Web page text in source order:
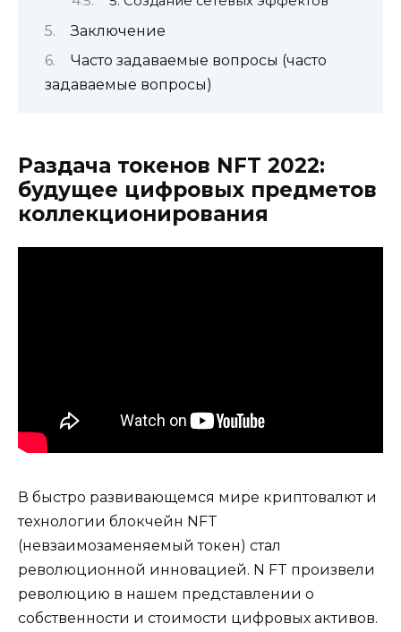
Заключение
Часто задаваемые вопросы (часто
задаваемые вопросы)
Раздача токенов NFT 2022:
будущее цифровых предметов
коллекционирования
В быстро развивающемся мире криптовалют и
технологии блокчейн NFT
(невзаимозаменяемый токен) стал
революционной инновацией. N FT произвели
революцию в нашем представлении о
собственности и стоимости цифровых активов.